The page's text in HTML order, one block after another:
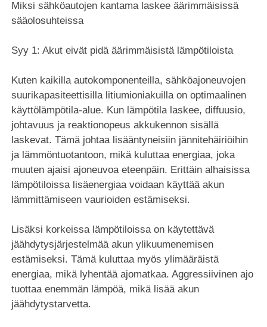
Miksi sähköautojen kantama laskee äärimmäisissä
sääolosuhteissa
Syy 1: Akut eivät pidä äärimmäisistä lämpötiloista
Kuten kaikilla autokomponenteilla, sähköajoneuvojen
suurikapasiteettisilla litiumioniakuilla on optimaalinen
käyttölämpötila-alue. Kun lämpötila laskee, diffuusio,
johtavuus ja reaktionopeus akkukennon sisällä
laskevat. Tämä johtaa lisääntyneisiin jännitehäiriöihin
ja lämmöntuotantoon, mikä kuluttaa energiaa, joka
muuten ajaisi ajoneuvoa eteenpäin. Erittäin alhaisissa
lämpötiloissa lisäenergiaa voidaan käyttää akun
lämmittämiseen vaurioiden estämiseksi.
Lisäksi korkeissa lämpötiloissa on käytettävä
jäähdytysjärjestelmää akun ylikuumenemisen
estämiseksi. Tämä kuluttaa myös ylimääräistä
energiaa, mikä lyhentää ajomatkaa. Aggressiivinen ajo
tuottaa enemmän lämpöä, mikä lisää akun
jäähdytystarvetta.